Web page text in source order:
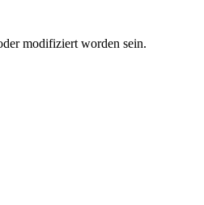
modifiziert worden sein.